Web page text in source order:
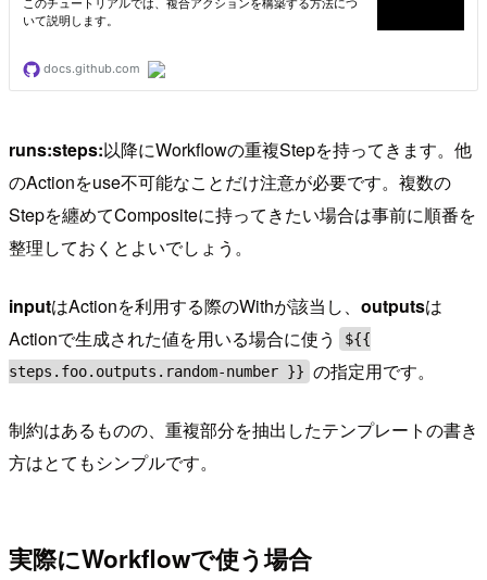
runs:steps:以降にWorkflowの重複Stepを持ってきます。他
のActionをuse不可能なことだけ注意が必要です。複数の
Stepを纏めてCompositeに持ってきたい場合は事前に順番を
整理しておくとよいでしょう。
inputはActionを利用する際のWithが該当し、 outputsは
Actionで生成された値を用いる場合に使う
${{
steps.foo.outputs.random-number }} の指定用です。
制約はあるものの、重複部分を抽出したテンプレートの書き
方はとてもシンプルです。
実際にWorkflowで使う場合